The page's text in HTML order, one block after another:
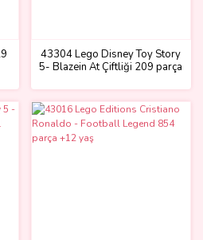
43304 Lego Disney Toy Story
5- Blazein At Çiftliği 209 parça